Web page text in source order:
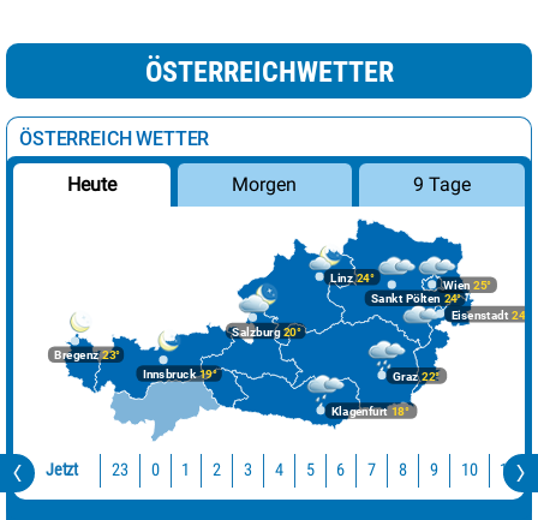
ÖSTERREICHWETTER
ÖSTERREICH WETTER
Heute Morgen 9 Tage
Bregenz23°
Graz22°
Innsbruck19°
Klagenfurt 18°
Linz24°
Salzburg20°
Wien 25°
Eisenstadt 24°
Sankt Pölten 24°
Jetzt 23 0 1 2 3 4 5 6 7 8 9 10 11